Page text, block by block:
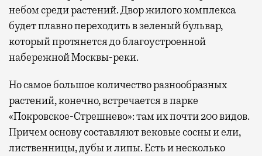
небом среди растений. Двор жилого комплекса
будет плавно переходить в зеленый бульвар,
который протянется до благоустроенной
набережной Москвы-реки.
Но самое большое количество разнообразных
растений, конечно, встречается в парке
«Покровское-Стрешнево»: там ихпочти 200 видов.
Причем основу составляют вековые сосны и ели,
лиственницы, дубы и липы. Есть и несколько